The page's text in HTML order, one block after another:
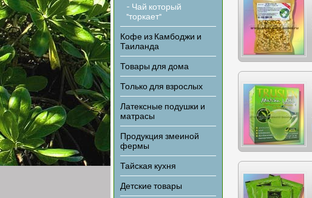
- Чай который
"торкает"
Кофе из Камбоджи и
Таиланда
Товары для дома
Только для взрослых
Латексные подушки и
матрасы
Продукция змеиной
фермы
Тайская кухня
Детские товары